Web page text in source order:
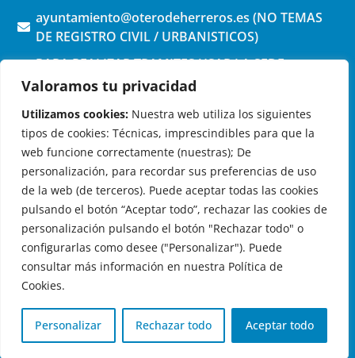
Valoramos tu privacidad
Utilizamos cookies: Nuestra web utiliza los siguientes
tipos de cookies: Técnicas, imprescindibles para que la
web funcione correctamente (nuestras); De
personalización, para recordar sus preferencias de uso
de la web (de terceros). Puede aceptar todas las cookies
pulsando el botón “Aceptar todo”, rechazar las cookies de
personalización pulsando el botón "Rechazar todo" o
configurarlas como desee ("Personalizar"). Puede
consultar más información en nuestra Política de
Cookies.
Personalizar Rechazar todo Aceptar todo
ayuntamiento@oterodeherreros.es (NO TEMAS
DE REGISTRO CIVIL / URBANISTICOS)
PARA REALIZAR TRAMITES USAR LA SEDE
ELECTRONICA (pinchar aquí)
OTERO DE HERREROS EN LAS REDES
© 2026 Ayuntamiento de Otero de Herreros
Aviso Legal|Política de Privacidad|Política de Cookies|
Registro de actividades de tratamiento
| Diseño:Globales
Informática